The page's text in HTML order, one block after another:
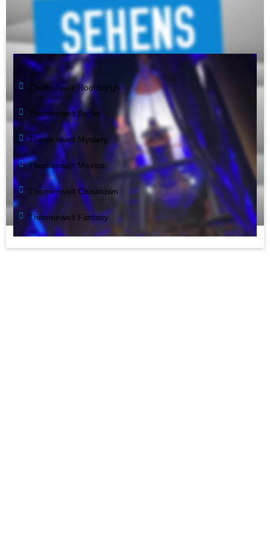
Freizeitparks
Phantasialand
Fotos und Bilder
Themenwelt Rookburgh
Themenwelt Berlin
Themenwelt Mystery
Themenwelt Mexico
Themenwelt Chinatown
Themenwelt Fantasy
...